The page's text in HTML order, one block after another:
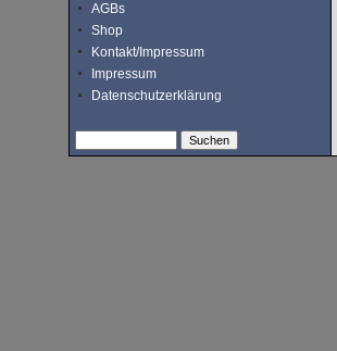
AGBs
Shop
Kontakt/Impressum
Impressum
Datenschutzerklärung